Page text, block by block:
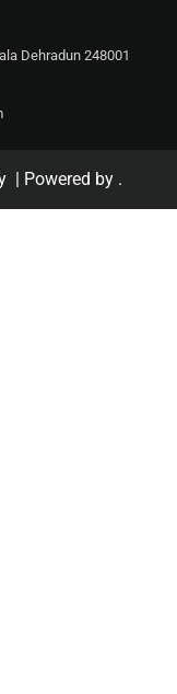
Dehradun 248001
| Powered by .